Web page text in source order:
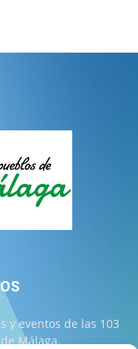
y eventos de las 103
Málaga.